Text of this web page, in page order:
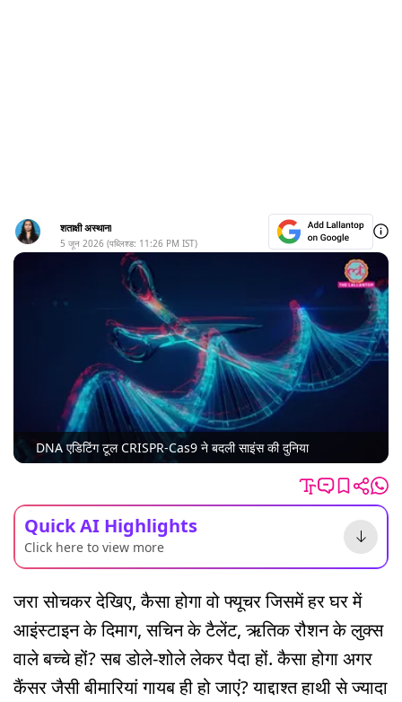
शताक्षी अस्थाना
5 जून 2026 (पब्लिश्ड: 11:26 PM IST)
DNA एडिटिंग टूल CRISPR-Cas9 ने बदली साइंस की दुनिया
Quick AI Highlights
Click here to view more
जरा सोचकर देखिए, कैसा होगा वो फ्यूचर जिसमें हर घर में
आइंस्टाइन के दिमाग, सचिन के टैलेंट, ऋतिक रौशन के लुक्स
वाले बच्चे हों? सब डोले-शोले लेकर पैदा हों. कैसा होगा अगर
कैंसर जैसी बीमारियां गायब ही हो जाएं? याद्दाश्त हाथी से ज्यादा